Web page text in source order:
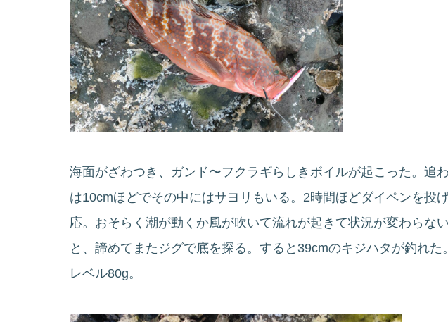
海面がざわつき、ガンド〜フクラギらしきボイルが起こった。追
は10cmほどでその中にはサヨリもいる。2時間ほどダイペンを投
応。おそらく潮が動くか風が吹いて流れが起きて状況が変わらな
と、諦めてまたジグで底を探る。すると39cmのキジハタが釣れ
レベル80g。